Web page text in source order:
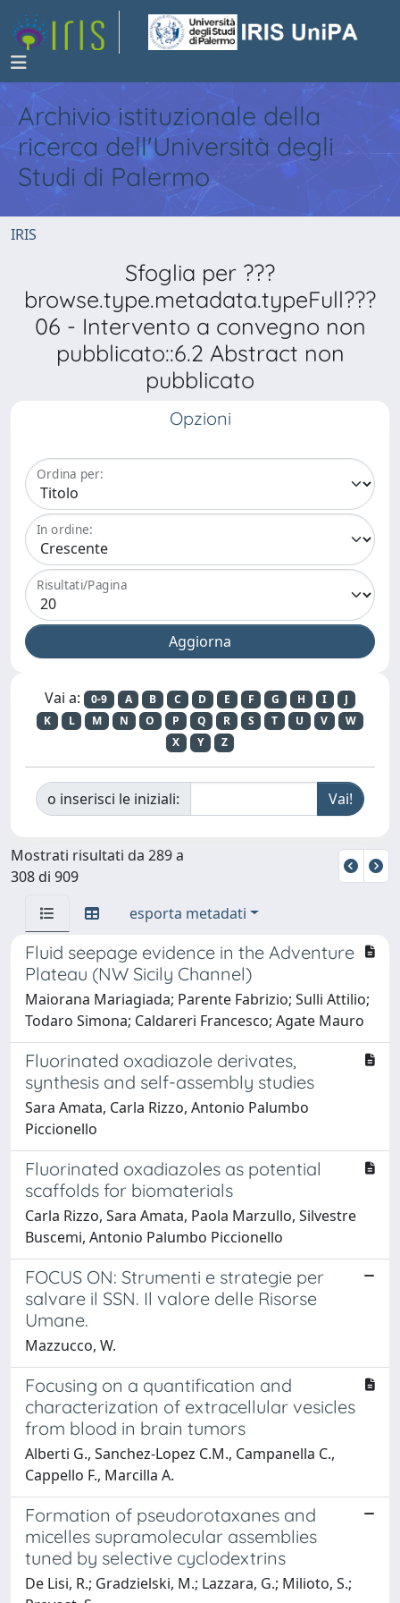
Archivio istituzionale della
ricerca dell'Università degli
Studi di Palermo
IRIS
Sfoglia per ???
browse.type.metadata.typeFull???
06 - Intervento a convegno non
pubblicato::6.2 Abstract non
pubblicato
Opzioni
Ordina per:
In ordine:
Risultati/Pagina
Vai a: 0-9 A B C D E F G H I
J
K
L M N O P Q R S T U V
W
X
Y Z
o inserisci le iniziali:
Mostrati risultati da 289 a
308 di 909
esporta metadati
Fluid seepage evidence in the Adventure
Plateau (NW Sicily Channel)
Maiorana Mariagiada; Parente Fabrizio; Sulli Attilio;
Todaro Simona; Caldareri Francesco; Agate Mauro
Fluorinated oxadiazole derivates,
synthesis and self-assembly studies
Sara Amata, Carla Rizzo, Antonio Palumbo
Piccionello
Fluorinated oxadiazoles as potential
scaffolds for biomaterials
Carla Rizzo, Sara Amata, Paola Marzullo, Silvestre
Buscemi, Antonio Palumbo Piccionello
FOCUS ON: Strumenti e strategie per
salvare il SSN. Il valore delle Risorse
Umane.
Mazzucco, W.
Focusing on a quantification and
characterization of extracellular vesicles
from blood in brain tumors
Alberti G., Sanchez-Lopez C.M., Campanella C.,
Cappello F., Marcilla A.
Formation of pseudorotaxanes and
micelles supramolecular assemblies
tuned by selective cyclodextrins
De Lisi, R.; Gradzielski, M.; Lazzara, G.; Milioto, S.;